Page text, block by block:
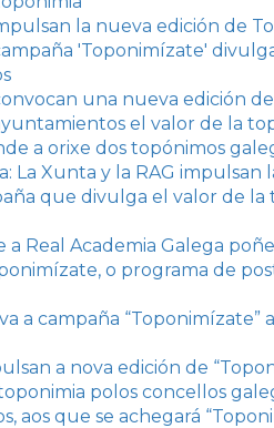
la nueva edición de
'Toponimízate'
una nueva edición de
el valor de la
a orixe dos topónimos
La Xunta y la RAG impulsan
que divulga el valor de la
a Real Academia Galega
o programa de
a campaña “Toponimízate”
a nova edición de
polos concellos
aos que se achegará